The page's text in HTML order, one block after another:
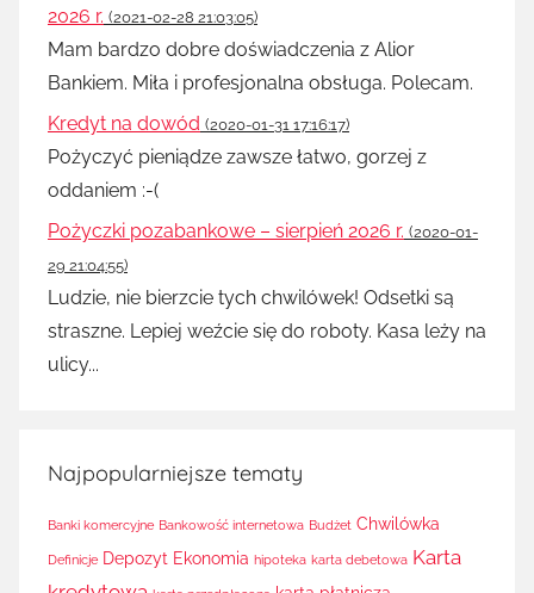
2026 r. (2021-02-28 21:03:05)
Mam bardzo dobre doświadczenia z Alior
Bankiem. Miła i profesjonalna obsługa. Polecam.
Kredyt na dowód (2020-01-31 17:16:17)
Pożyczyć pieniądze zawsze łatwo, gorzej z
oddaniem :-(
Pożyczki pozabankowe – sierpień 2026 r. (2020-01-
29 21:04:55)
Ludzie, nie bierzcie tych chwilówek! Odsetki są
straszne. Lepiej weźcie się do roboty. Kasa leży na
ulicy...
Najpopularniejsze tematy
Banki komercyjne Bankowość internetowa Budżet Chwilówka
Definicje Depozyt Ekonomia hipoteka karta debetowa Karta